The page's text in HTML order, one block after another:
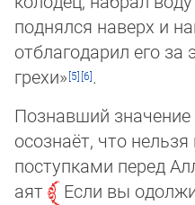
поднялся наверх и
отблагодарил его за
грехи»
.
Познавший
осознаёт, что
поступками перед
аят
Если вы